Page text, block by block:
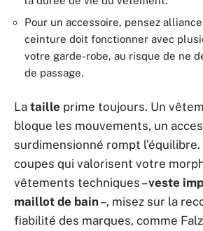
Pour un accessoire, pensez
ceinture doit fonctionner avec
votre garde-robe, au risque de ne
de passage.
La taille prime toujours. Un
bloque les mouvements, un
surdimensionné rompt
coupes qui valorisent votre
vêtements techniques –veste
maillot de bain–, misez sur la
fiabilité des marques, comme